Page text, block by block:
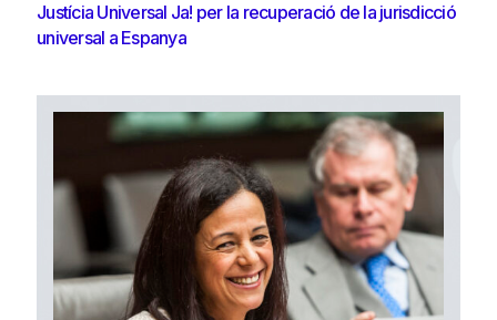
Justícia Universal Ja! per la recuperació de la jurisdicció
universal a Espanya